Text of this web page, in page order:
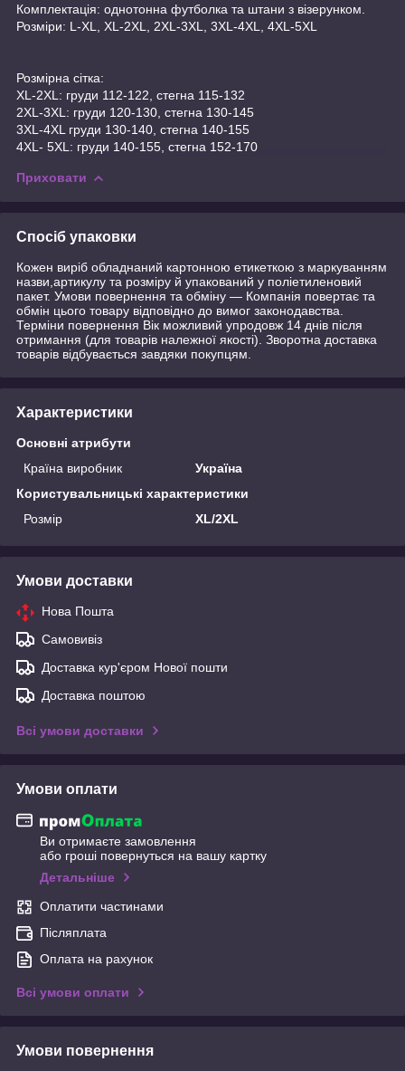
Комплектація: однотонна футболка та штани з візерунком.
Розміри: L-XL, XL-2XL, 2XL-3XL, 3XL-4XL, 4XL-5XL
Розмірна сітка:
XL-2XL: груди 112-122, стегна 115-132
2XL-3XL: груди 120-130, стегна 130-145
3XL-4XL груди 130-140, стегна 140-155
4XL- 5XL: груди 140-155, стегна 152-170
Приховати
Спосіб упаковки
Кожен виріб обладнаний картонною етикеткою з маркуванням
назви,артикулу та розміру й упакований у поліетиленовий
пакет. Умови повернення та обміну — Компанія повертає та
обмін цього товару відповідно до вимог законодавства.
Терміни повернення Вік можливий упродовж 14 днів після
отримання (для товарів належної якості). Зворотна доставка
товарів відбувається завдяки покупцям.
Характеристики
Основні атрибути
Країна виробник
Україна
Користувальницькі характеристики
Розмір
XL/2XL
Умови доставки
Нова Пошта
Самовивіз
Доставка кур'єром Нової пошти
Доставка поштою
Всі умови доставки
Умови оплати
Ви отримаєте замовлення
або гроші повернуться на вашу картку
Детальніше
Оплатити частинами
Післяплата
Оплата на рахунок
Всі умови оплати
Умови повернення